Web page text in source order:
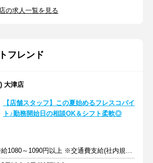
の求人一覧を見る
フレンド
大津店
【店舗スタッフ】この夏始めるフレスコバイ
ト♪勤務開始日の相談OK＆シフト柔軟◎
時給1080～1090円以上 ※交通費支給(社内規定あり)